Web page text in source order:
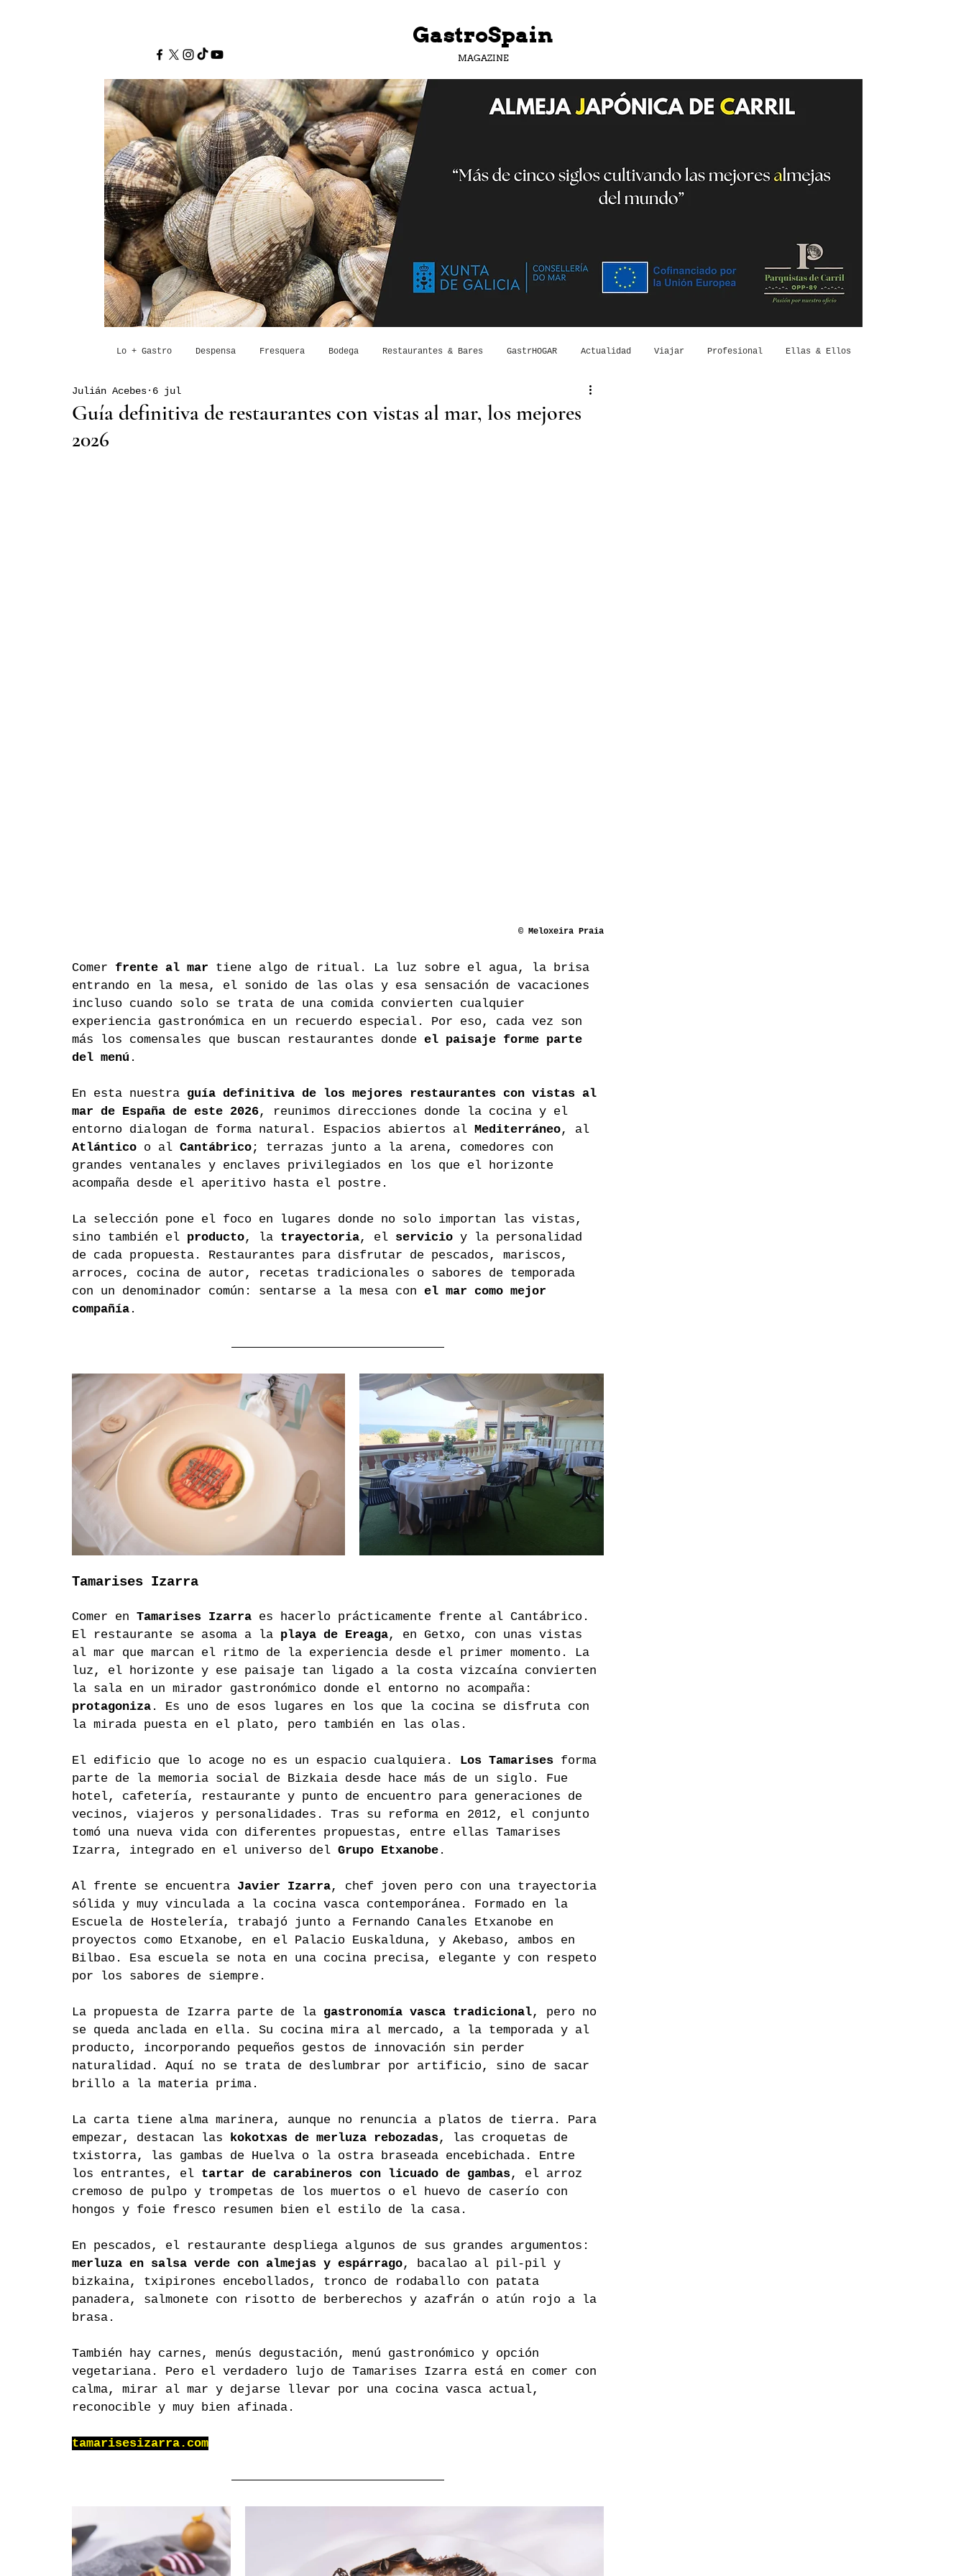
GastroSpain
MAGAZINE
Lo + Gastro Despensa Fresquera Bodega Restaurantes & Bares GastrHOGAR Actualidad Viajar Profesional Ellas & Ellos
Guía definitiva de restaurantes con vistas al mar, los mejores
2026
Julián Acebes 6 jul
© Meloxeira Praia
Comer frente al mar tiene algo de ritual. La luz sobre el agua, la brisa
entrando en la mesa, el sonido de las olas y esa sensación de vacaciones
incluso cuando solo se trata de una comida convierten cualquier
experiencia gastronómica en un recuerdo especial. Por eso, cada vez son
más los comensales que buscan restaurantes donde el paisaje forme parte
del menú .
En esta nuestra guía definitiva de los mejores restaurantes con vistas al
mar de España de este 2026, reunimos direcciones donde la cocina y el
entorno dialogan de forma natural. Espacios abiertos al Mediterráneo, al
Atlántico o al Cantábrico; terrazas junto a la arena, comedores con
grandes ventanales y enclaves privilegiados en los que el horizonte
acompaña desde el aperitivo hasta el postre.
La selección pone el foco en lugares donde no solo importan las vistas,
sino también el producto, la trayectoria, el servicio y la personalidad
de cada propuesta. Restaurantes para disfrutar de pescados, mariscos,
arroces, cocina de autor, recetas tradicionales o sabores de temporada
con un denominador común: sentarse a la mesa con el mar como mejor
compañía .
Tamarises Izarra
Comer en Tamarises Izarra es hacerlo prácticamente frente al Cantábrico.
El restaurante se asoma a la playa de Ereaga, en Getxo, con unas vistas
al mar que marcan el ritmo de la experiencia desde el primer momento. La
luz, el horizonte y ese paisaje tan ligado a la costa vizcaína convierten
la sala en un mirador gastronómico donde el entorno no acompaña:
protagoniza . Es uno de esos lugares en los que la cocina se disfruta con
la mirada puesta en el plato, pero también en las olas.
El edificio que lo acoge no es un espacio cualquiera. Los Tamarises forma
parte de la memoria social de Bizkaia desde hace más de un siglo. Fue
hotel, cafetería, restaurante y punto de encuentro para generaciones de
vecinos, viajeros y personalidades. Tras su reforma en 2012, el conjunto
tomó una nueva vida con diferentes propuestas, entre ellas Tamarises
Izarra, integrado en el universo del Grupo Etxanobe .
Al frente se encuentra Javier Izarra, chef joven pero con una trayectoria
sólida y muy vinculada a la cocina vasca contemporánea. Formado en la
Escuela de Hostelería, trabajó junto a Fernando Canales Etxanobe en
proyectos como Etxanobe, en el Palacio Euskalduna, y Akebaso, ambos en
Bilbao. Esa escuela se nota en una cocina precisa, elegante y con respeto
por los sabores de siempre.
La propuesta de Izarra parte de la gastronomía vasca tradicional, pero no
se queda anclada en ella. Su cocina mira al mercado, a la temporada y al
producto, incorporando pequeños gestos de innovación sin perder
naturalidad. Aquí no se trata de deslumbrar por artificio, sino de sacar
brillo a la materia prima.
La carta tiene alma marinera, aunque no renuncia a platos de tierra. Para
empezar, destacan las kokotxas de merluza rebozadas, las croquetas de
txistorra, las gambas de Huelva o la ostra braseada encebichada. Entre
los entrantes, el tartar de carabineros con licuado de gambas, el arroz
cremoso de pulpo y trompetas de los muertos o el huevo de caserío con
hongos y foie fresco resumen bien el estilo de la casa.
En pescados, el restaurante despliega algunos de sus grandes argumentos:
merluza en salsa verde con almejas y espárrago, bacalao al pil-pil y
bizkaina, txipirones encebollados, tronco de rodaballo con patata
panadera, salmonete con risotto de berberechos y azafrán o atún rojo a la
brasa.
También hay carnes, menús degustación, menú gastronómico y opción
vegetariana. Pero el verdadero lujo de Tamarises Izarra está en comer con
calma, mirar al mar y dejarse llevar por una cocina vasca actual,
reconocible y muy bien afinada.
tamarisesizarra.com